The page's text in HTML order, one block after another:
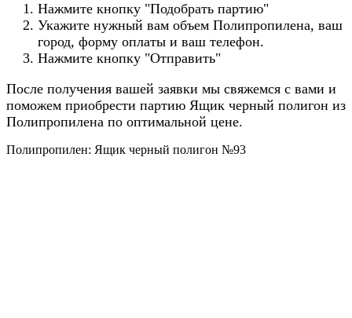
Нажмите кнопку "Подобрать партию"
Укажите нужный вам объем Полипропилена, ваш
город, форму оплаты и ваш телефон.
Нажмите кнопку "Отправить"
После получения вашей заявки мы свяжемся с вами и
поможем приобрести партию Ящик черный полигон из
Полипропилена по оптимальной цене.
Полипропилен: Ящик черный полигон №93